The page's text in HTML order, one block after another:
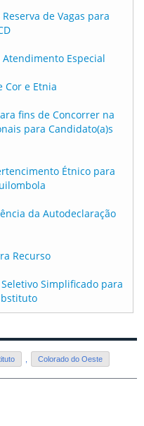
de Vagas para
Especial
Cor e Etnia
fins de Concorrer na
para Candidato(a)s
Étnico para
da Autodeclaração
Recurso
Simplificado para
, Colorado do Oeste